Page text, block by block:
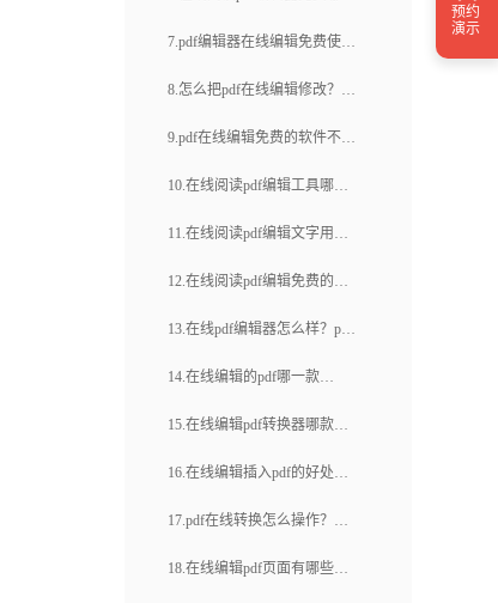
福昕pdf下载(38)
好用？pdf如何实现多人在线编
7.pdf编辑器在线编辑免费使用
时需要注意哪些问题？如何找
8.怎么把pdf在线编辑修改？pdf
在线编辑器如何拆分文档？
9.pdf在线编辑免费的软件不好
用怎么办？怎么进行编辑pdf？
10.在线阅读pdf编辑工具哪款
好用？pdf文件里面怎么添加签
11.在线阅读pdf编辑文字用什
么工具？pdf文件怎么加密？
12.在线阅读pdf编辑免费的安
全可靠吗？如何使用福昕云编
13.在线pdf编辑器怎么样？pdf
文档里面怎么添加图片？
14.在线编辑的pdf哪一款
好？ 调整PDF页面顺序方法
15.在线编辑pdf转换器哪款比
较受欢迎？pdf文件如何在线压
16.在线编辑插入pdf的好处是
什么？如何使用在线编辑插入
17.pdf在线转换怎么操作？在
线编辑pdf转换网页版有哪些？
18.在线编辑pdf页面有哪些优
预约
演示